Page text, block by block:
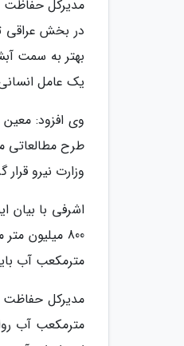
در بخش عراقی
بهتر به سمت
یک عامل
وی افزود:
طرح مطالعاتی
وزارت نیرو قرار
اشرفی با بیان
مترمکعب آب
مترمکعب آب